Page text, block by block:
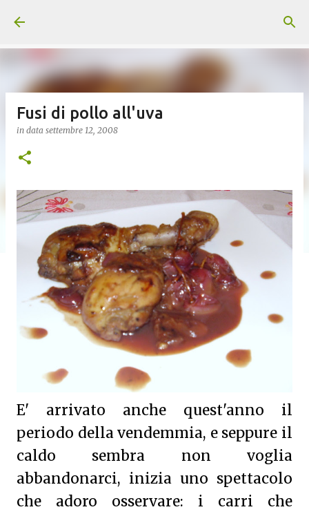
Fusi di pollo all'uva
in data settembre 12, 2008
E' arrivato anche quest'anno il
periodo della vendemmia, e seppure il
caldo sembra non voglia
abbandonarci, inizia uno spettacolo
che adoro osservare: i carri che